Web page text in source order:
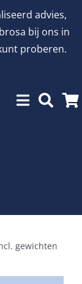
advies,
bij ons in
proberen.
gewichten